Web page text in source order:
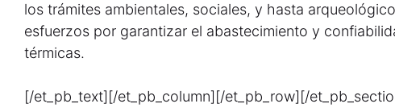
los trámites ambientales, sociales, y hasta
esfuerzos por garantizar el abastecimiento y
térmicas.
[/et_pb_text][/et_pb_column][/et_pb_row][/